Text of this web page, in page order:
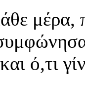
μέρα,
ό,τι